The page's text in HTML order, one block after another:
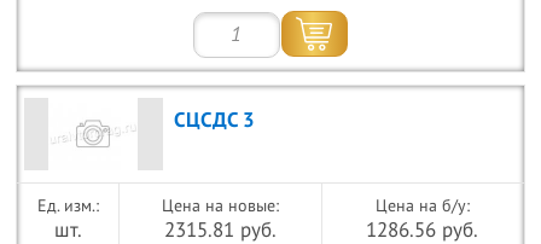
СЦСДС 3
шт.
Цена на новые:
2315.81 руб.
Цена на б/у:
1286.56 руб.